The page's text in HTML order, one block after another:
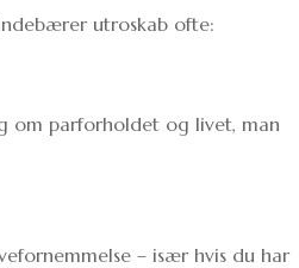
utroskab ofte:
om parforholdet og livet, man
– især hvis du har